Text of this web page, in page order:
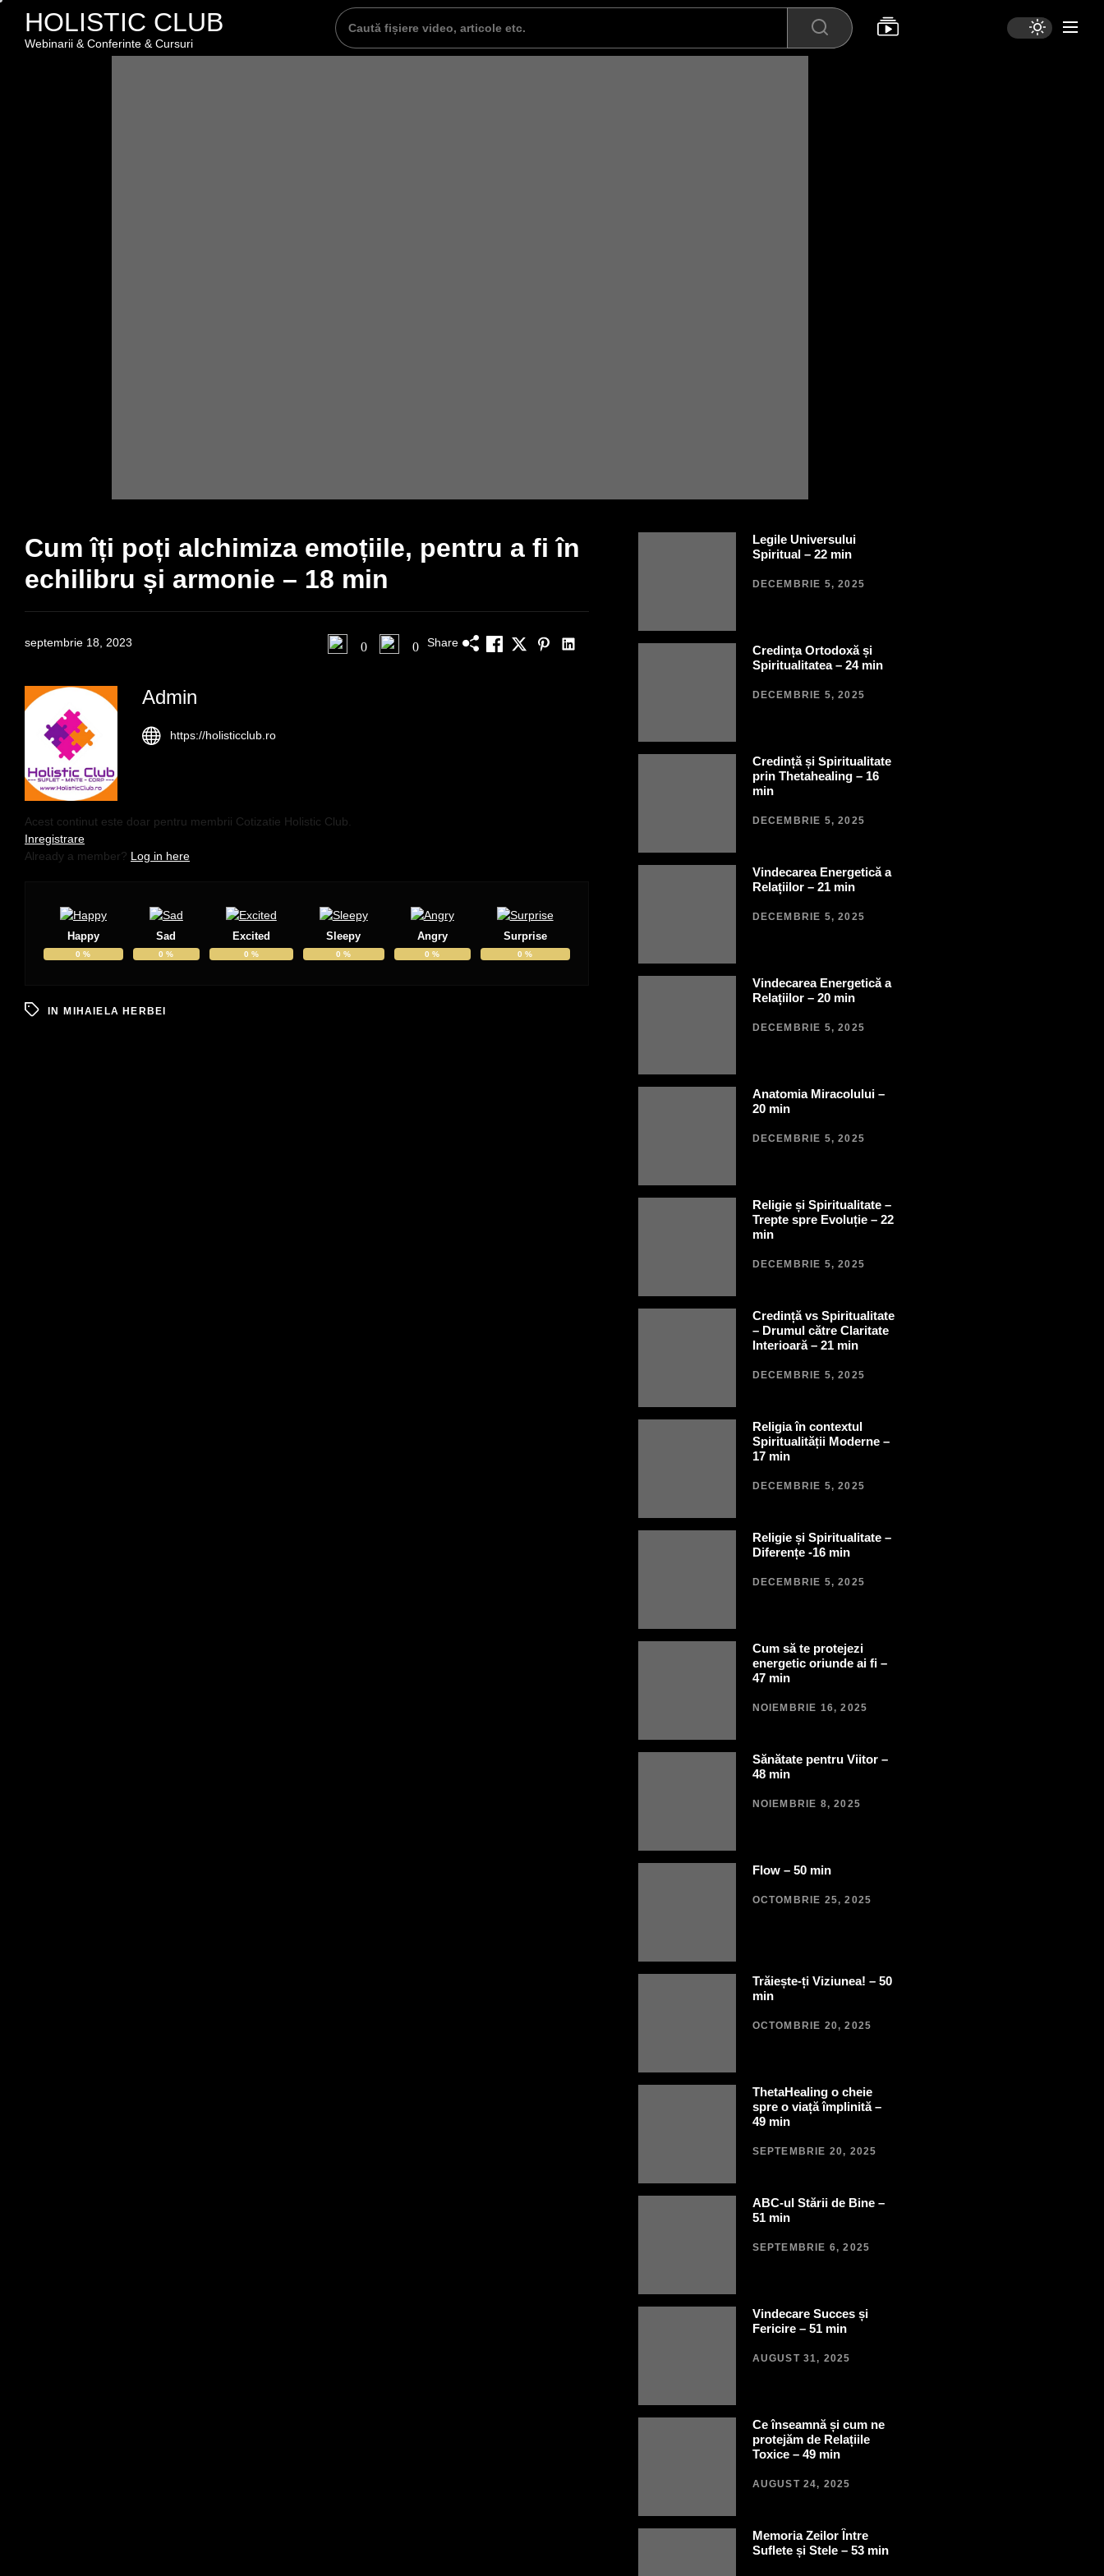
HOLISTIC CLUB
Webinarii & Conferinte & Cursuri
Search
Cum îți poți alchimiza emoțiile, pentru a fi în
echilibru și armonie – 18 min
septembrie 18, 2023 0 0 Share
Admin
https://holisticclub.ro
Acest continut este doar pentru membrii Cotizatie Holistic Club.
Inregistrare
Already a member? Log in here
Happy
0 %
Sad
0 %
Excited
0 %
Sleepy
0 %
Angry
0 %
Surprise
0 %
IN MIHAIELA HERBEI
Legile Universului
Spiritual – 22 min
DECEMBRIE 5, 2025
Credința Ortodoxă și
Spiritualitatea – 24 min
DECEMBRIE 5, 2025
Credință și Spiritualitate
prin Thetahealing – 16
min
DECEMBRIE 5, 2025
Vindecarea Energetică a
Relațiilor – 21 min
DECEMBRIE 5, 2025
Vindecarea Energetică a
Relațiilor – 20 min
DECEMBRIE 5, 2025
Anatomia Miracolului –
20 min
DECEMBRIE 5, 2025
Religie și Spiritualitate –
Trepte spre Evoluție – 22
min
DECEMBRIE 5, 2025
Credință vs Spiritualitate
– Drumul către Claritate
Interioară – 21 min
DECEMBRIE 5, 2025
Religia în contextul
Spiritualității Moderne –
17 min
DECEMBRIE 5, 2025
Religie și Spiritualitate –
Diferențe -16 min
DECEMBRIE 5, 2025
Cum să te protejezi
energetic oriunde ai fi –
47 min
NOIEMBRIE 16, 2025
Sănătate pentru Viitor –
48 min
NOIEMBRIE 8, 2025
Flow – 50 min
OCTOMBRIE 25, 2025
Trăiește-ți Viziunea! – 50
min
OCTOMBRIE 20, 2025
ThetaHealing o cheie
spre o viață împlinită –
49 min
SEPTEMBRIE 20, 2025
ABC-ul Stării de Bine –
51 min
SEPTEMBRIE 6, 2025
Vindecare Succes și
Fericire – 51 min
AUGUST 31, 2025
Ce înseamnă și cum ne
protejăm de Relațiile
Toxice – 49 min
AUGUST 24, 2025
Memoria Zeilor Între
Suflete și Stele – 53 min